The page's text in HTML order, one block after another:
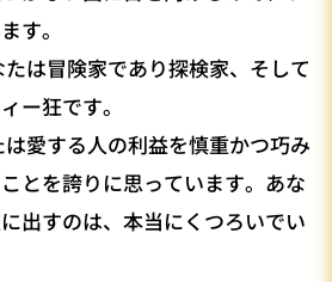
す。
たは冒険家であり探検家、そして
ー狂です。
は愛する人の利益を慎重かつ巧み
とを誇りに思っています。あな
出すのは、本当にくつろいでい